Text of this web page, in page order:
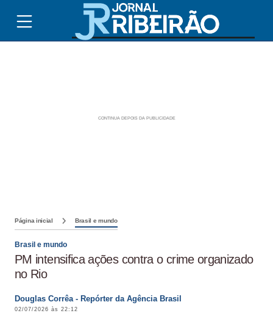
Página inicial Brasil e mundo
Brasil e mundo
PM intensifica ações contra o crime organizado
no Rio
Douglas Corrêa - Repórter da Agência Brasil
02/07/2026 às 22:12